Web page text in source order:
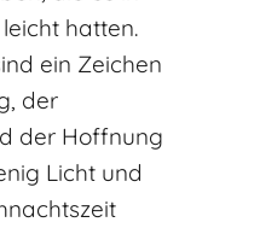
hatten.
ein Zeichen
der
der Hoffnung
Licht und